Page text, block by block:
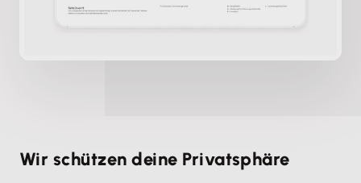
Wir schützen deine Privatsphäre